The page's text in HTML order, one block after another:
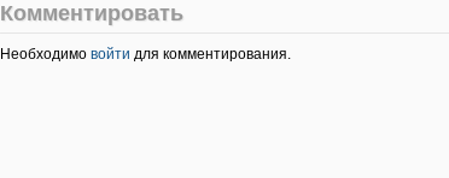
Комментировать
Необходимо войти для комментирования.